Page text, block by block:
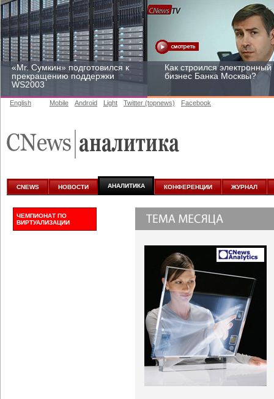
«Mr. Сумкин» подготовился к
прекращению поддержки
WS2003
Как строился электронный
бизнес Банка Москвы?
к аналитике
участвовать
English Mobile Android Light Twitter (topnews) Facebook
CNEWS НОВОСТИ АНАЛИТИКА КОНФЕРЕНЦИИ ЖУРНАЛ
ЧЕМПИОНАТ ПО
ВИРТУАЛИЗАЦИИ